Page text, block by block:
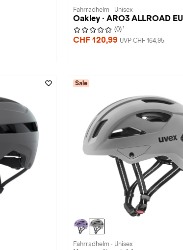
Fahrradhelm · Unisex
Oakley · ARO3 ALLROAD EU
(0) 1
CHF 120,99 UVP CHF 164,95
Sale
Fahrradhelm · Unisex